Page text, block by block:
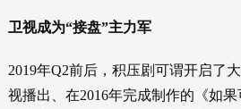
卫视成为“接盘”主力军
2019年Q2前后，积压剧可谓开启了
视播出、在2016年完成制作的《如